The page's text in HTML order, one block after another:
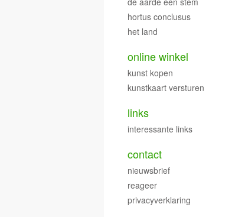
hortus conclusus
het land
online winkel
kunst kopen
kunstkaart versturen
links
interessante links
contact
nieuwsbrief
reageer
privacyverklaring